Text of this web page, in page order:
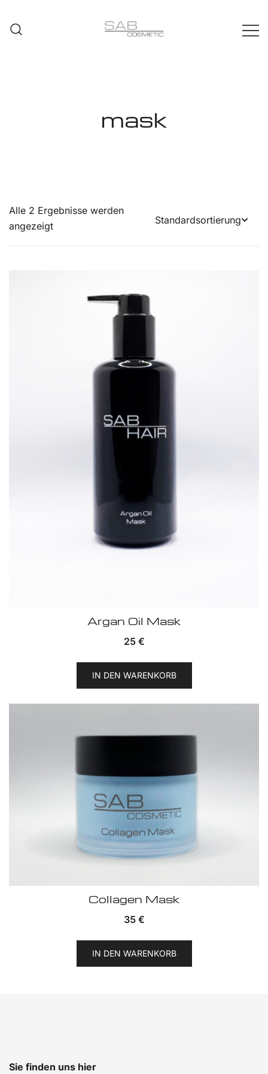
Inhalt
springen
mask
Alle 2 Ergebnisse werden
angezeigt
Argan Oil Mask
25 €
IN DEN WARENKORB
Collagen Mask
35 €
IN DEN WARENKORB
Sie finden uns hier